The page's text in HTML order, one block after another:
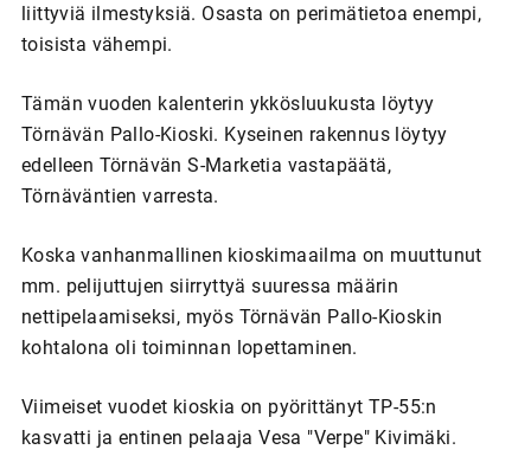
liittyviä ilmestyksiä. Osasta on perimätietoa enempi,
toisista vähempi.
Tämän vuoden kalenterin ykkösluukusta löytyy
Törnävän Pallo-Kioski. Kyseinen rakennus löytyy
edelleen Törnävän S-Marketia vastapäätä,
Törnäväntien varresta.
Koska vanhanmallinen kioskimaailma on muuttunut
mm. pelijuttujen siirryttyä suuressa määrin
nettipelaamiseksi, myös Törnävän Pallo-Kioskin
kohtalona oli toiminnan lopettaminen.
Viimeiset vuodet kioskia on pyörittänyt TP-55:n
kasvatti ja entinen pelaaja Vesa "Verpe" Kivimäki.